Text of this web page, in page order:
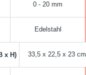
0 - 20 mm
Edelstahl
x H) 33,5 x 22,5 x 23 cm